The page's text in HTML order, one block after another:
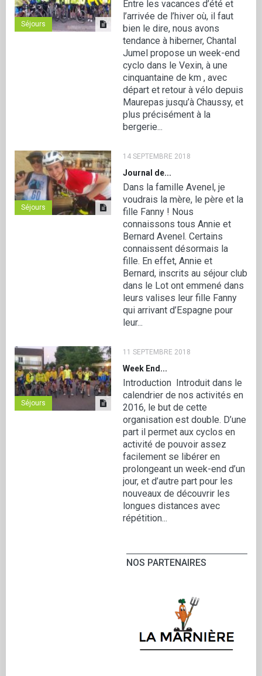
Séjours
Entre les vacances d’été et
l’arrivée de l’hiver où, il faut
bien le dire, nous avons
tendance à hiberner, Chantal
Jumel propose un week-end
cyclo dans le Vexin, à une
cinquantaine de km , avec
départ et retour à vélo depuis
Maurepas jusqu’à Chaussy, et
plus précisément à la
bergerie...
Séjours
14 SEPTEMBRE 2018
Journal de...
Dans la famille Avenel, je
voudrais la mère, le père et la
fille Fanny ! Nous
connaissons tous Annie et
Bernard Avenel. Certains
connaissent désormais la
fille. En effet, Annie et
Bernard, inscrits au séjour club
dans le Lot ont emmené dans
leurs valises leur fille Fanny
qui arrivant d’Espagne pour
leur...
Séjours
11 SEPTEMBRE 2018
Week End...
Introduction Introduit dans le
calendrier de nos activités en
2016, le but de cette
organisation est double. D’une
part il permet aux cyclos en
activité de pouvoir assez
facilement se libérer en
prolongeant un week-end d’un
jour, et d’autre part pour les
nouveaux de découvrir les
longues distances avec
répétition...
NOS PARTENAIRES